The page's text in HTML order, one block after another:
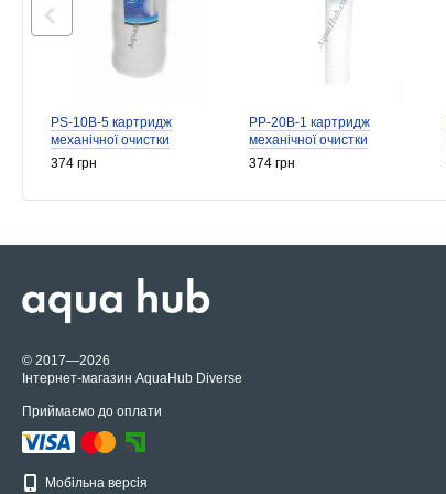
PS-10B-5 картридж
механічної очистки
374 грн
PP-20B-1 картридж
механічної очистки
374 грн
© 2017—2026
Інтернет-магазин AquaHub Diverse
Приймаємо до оплати
Мобільна версія